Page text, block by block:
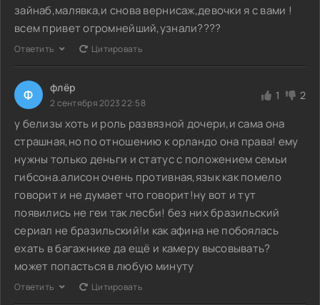
зайнаб,малявка,и снова вернисаж,девочки я с вами !
всем привет огромнейший,узнали????
Ответить Цитировать
Ф флёр
2 сентября 2023 22:58
1 2
у белизы хоть и роль развязной дочери,и сама она
страшная,но по отношению к орландо она права! ему
нужны только деньги и статус с положением семьи
гибсона.алисон очень противная,язык как помело
говорит и не думает что говорит!ну вот и тут
появились не геи так лесби! без них бразильский
сериал не бразильский!и как афина не побоялась
ехать в багажнике да ещё и камеру высовывать?
может попасться в любую минуту
Ответить Цитировать